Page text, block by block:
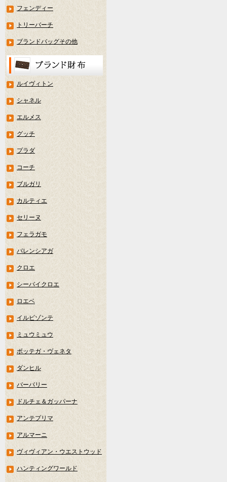
フェンディー
トリーバーチ
ブランドバッグその他
ルイヴィトン
シャネル
エルメス
グッチ
プラダ
コーチ
ブルガリ
カルティエ
セリーヌ
フェラガモ
バレンシアガ
クロエ
シーバイクロエ
ロエベ
イルビゾンテ
ミュウミュウ
ボッテガ・ヴェネタ
ダンヒル
バーバリー
ドルチェ＆ガッパーナ
アンテプリマ
アルマーニ
ヴィヴィアン・ウエストウッド
ハンティングワールド